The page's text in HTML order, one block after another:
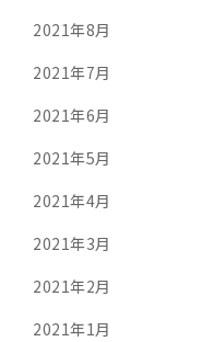
2021年8月
2021年7月
2021年6月
2021年5月
2021年4月
2021年3月
2021年2月
2021年1月